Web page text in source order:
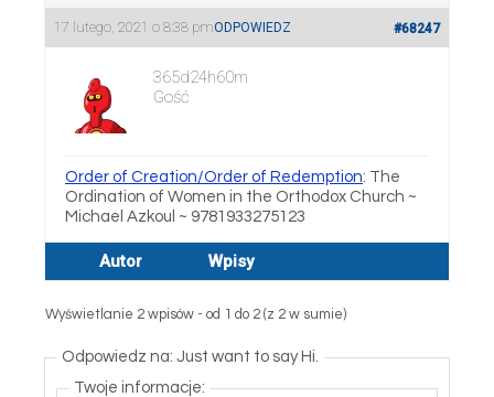
17 lutego, 2021 o 8:38 pm #68247
ODPOWIEDZ
365d24h60m
Gość
Order of Creation/Order of Redemption: The
Ordination of Women in the Orthodox Church ~
Michael Azkoul ~ 9781933275123
Autor Wpisy
Wyświetlanie 2 wpisów - od 1 do 2 (z 2 w sumie)
Odpowiedz na: Just want to say Hi.
Twoje informacje: